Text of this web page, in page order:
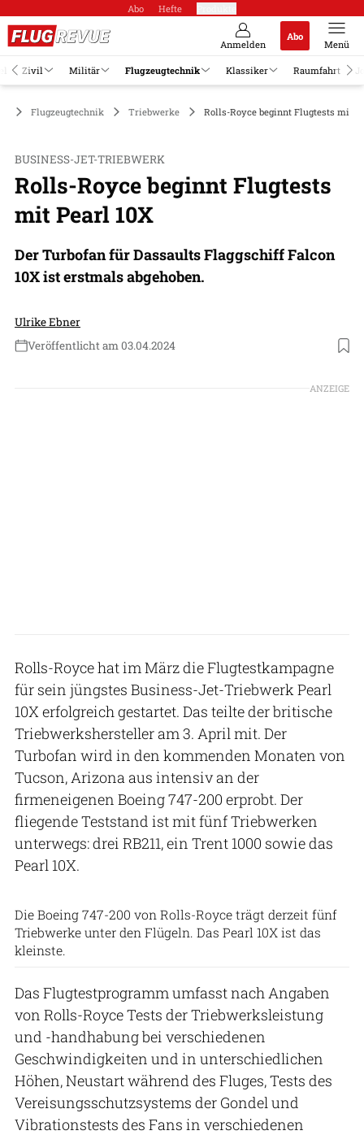
Abo Hefte
Anmelden
Abo
Menü
Zivil Militär Flugzeugtechnik Klassiker Raumfahrt
Flugzeugtechnik Triebwerke Rolls-Royce beginnt Flugtests mit
BUSINESS-JET-TRIEBWERK
Rolls-Royce beginnt Flugtests
mit Pearl 10X
Der Turbofan für Dassaults Flaggschiff Falcon
10X ist erstmals abgehoben.
Ulrike Ebner
Veröffentlicht am 03.04.2024
Foto: Rolls-Royce
ANZEIGE
Rolls-Royce hat im März die Flugtestkampagne
für sein jüngstes Business-Jet-Triebwerk Pearl
10X erfolgreich gestartet. Das teilte der britische
Triebwerkshersteller am 3. April mit. Der
Turbofan wird in den kommenden Monaten von
Tucson, Arizona aus intensiv an der
firmeneigenen Boeing 747-200 erprobt. Der
fliegende Teststand ist mit fünf Triebwerken
unterwegs: drei RB211, ein Trent 1000 sowie das
Pearl 10X.
Die Boeing 747-200 von Rolls-Royce trägt derzeit fünf
Triebwerke unter den Flügeln. Das Pearl 10X ist das
kleinste.
Das Flugtestprogramm umfasst nach Angaben
von Rolls-Royce Tests der Triebwerksleistung
und -handhabung bei verschiedenen
Geschwindigkeiten und in unterschiedlichen
Höhen, Neustart während des Fluges, Tests des
Vereisungsschutzsystems der Gondel und
Vibrationstests des Fans in verschiedenen